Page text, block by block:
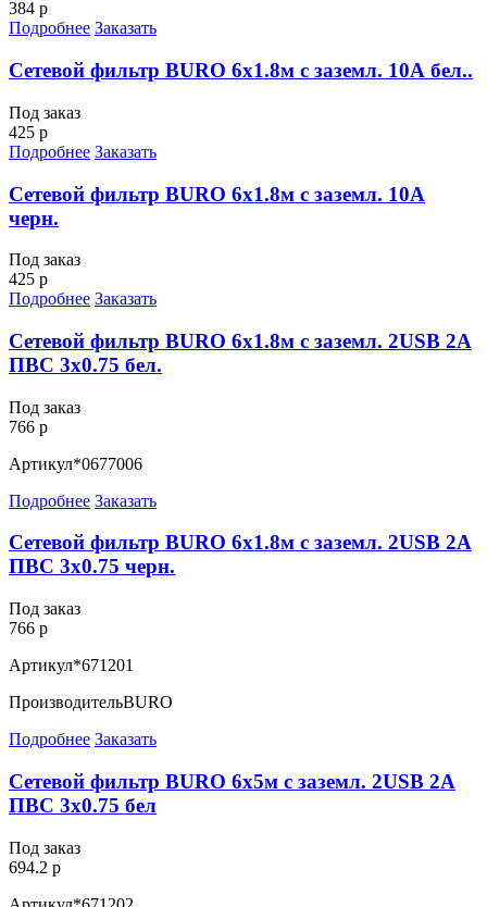
384 р
Подробнее Заказать
Сетевой фильтр BURO 6х1.8м с заземл. 10А бел..
Под заказ
425 р
Подробнее Заказать
Сетевой фильтр BURO 6х1.8м с заземл. 10А
черн.
Под заказ
425 р
Подробнее Заказать
Сетевой фильтр BURO 6х1.8м с заземл. 2USB 2А
ПВС 3х0.75 бел.
Под заказ
766 р
Артикул*0677006
Подробнее Заказать
Сетевой фильтр BURO 6х1.8м с заземл. 2USB 2А
ПВС 3х0.75 черн.
Под заказ
766 р
Артикул*671201
ПроизводительBURO
Подробнее Заказать
Сетевой фильтр BURO 6х5м с заземл. 2USB 2А
ПВС 3х0.75 бел
Под заказ
694.2 р